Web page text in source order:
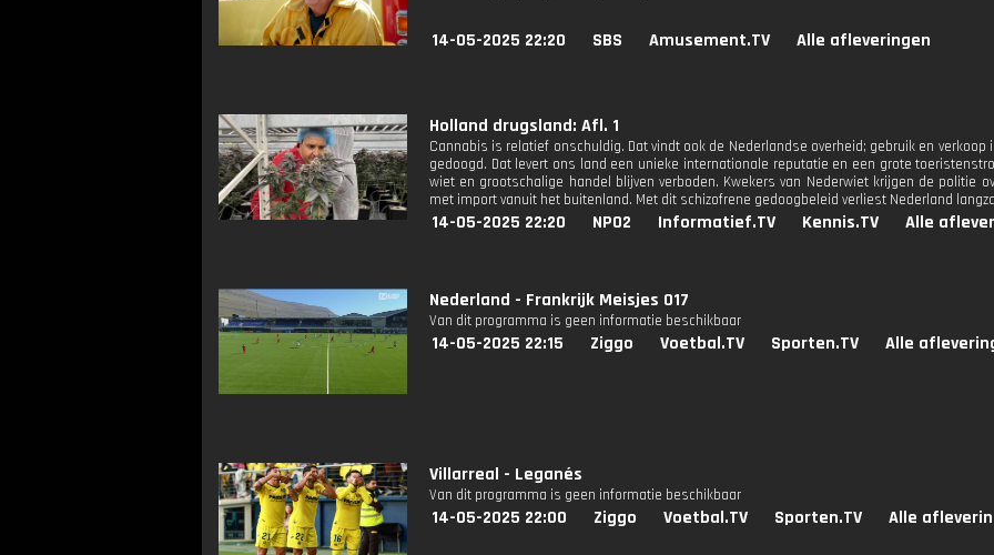
14-05-2025 22:20 SBS Amusement.TV Alle afleveringen
Holland drugsland: Afl. 1
Cannabis is relatief onschuldig. Dat vindt ook de Nederlandse overheid; gebruik en
gedoogd. Dat levert ons land een unieke internationale reputatie en een grote
wiet en grootschalige handel blijven verboden. Kwekers van Nederwiet krijgen de politie
met import vanuit het buitenland. Met dit schizofrene gedoogbeleid verliest Nederland
14-05-2025 22:20 NPO2 Informatief.TV Kennis.TV Alle
Nederland - Frankrijk Meisjes O17
Van dit programma is geen informatie beschikbaar
14-05-2025 22:15 Ziggo Voetbal.TV Sporten.TV Alle
Villarreal - Leganés
Van dit programma is geen informatie beschikbaar
14-05-2025 22:00 Ziggo Voetbal.TV Sporten.TV Alle